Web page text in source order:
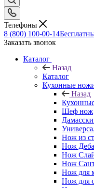
Телефоны
8 (800) 100-00-14
Заказать звонок
Каталог
Назад
Каталог
Кухонные
Назад
Шеф нож
Нож из
Нож Деба
Нож
Нож
Нож для
Нож для